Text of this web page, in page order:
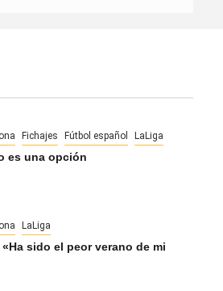
Fichajes Fútbol español LaLiga
es una opción
LaLiga
sido el peor verano de mi